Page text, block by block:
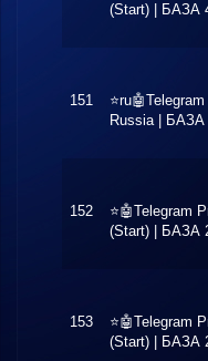
(Start) | БАЗА
151
Russia | БАЗА
152
⭐️🤖Telegram
(Start) | БАЗА
153
⭐️🤖Telegram
(Start) | БАЗА